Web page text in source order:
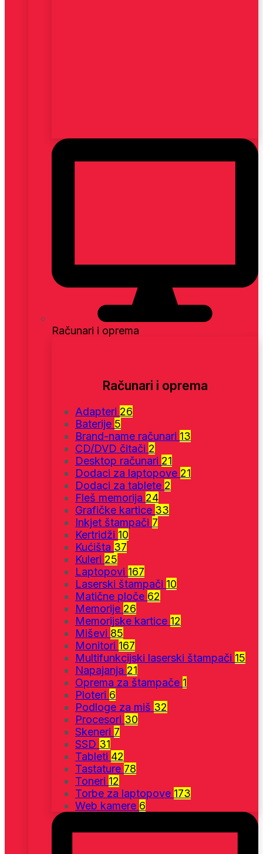
Računari i oprema
Računari i oprema
Adapteri 26
Baterije 5
Brand-name računari 13
CD/DVD čitači 2
Desktop računari 21
Dodaci za laptopove 21
Dodaci za tablete 2
Fleš memorija 24
Grafičke kartice 33
Inkjet štampači 7
Kertridži 10
Kućišta 37
Kuleri 25
Laptopovi 167
Laserski štampači 10
Matične ploče 62
Memorije 26
Memorijske kartice 12
Miševi 85
Monitori 167
Multifunkcijski laserski štampači 15
Napajanja 21
Oprema za štampače 1
Ploteri 6
Podloge za miš 32
Procesori 30
Skeneri 7
SSD 31
Tableti 42
Tastature 78
Toneri 12
Torbe za laptopove 173
Web kamere 6